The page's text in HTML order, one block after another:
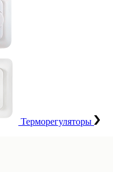
Терморегуляторы